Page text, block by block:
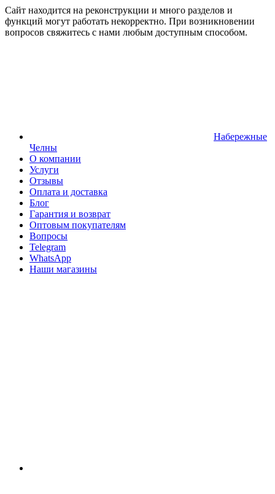
Сайт находится на реконструкции и много разделов и
функций могут работать некорректно. При возникновении
вопросов свяжитесь с нами любым доступным способом.
Набережные
Челны
О компании
Услуги
Отзывы
Оплата и доставка
Блог
Гарантия и возврат
Оптовым покупателям
Вопросы
Telegram
WhatsApp
Наши магазины